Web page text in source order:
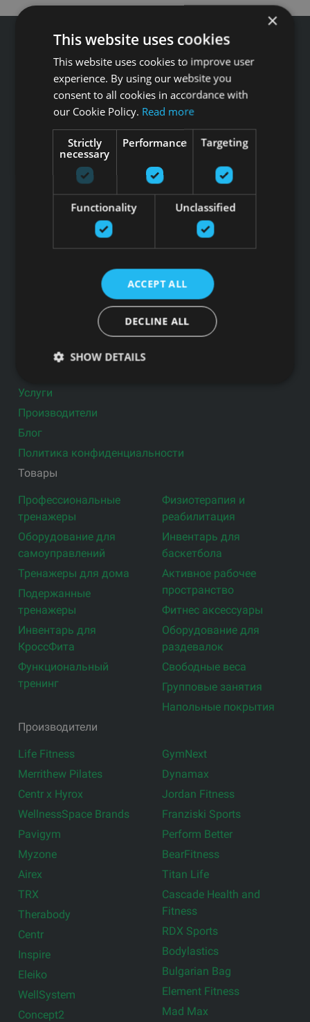
Звоните GFITNESS +371 67 99 40 44
info@gfitness.lv
SIA G Kolizejs
Юридический адрес: Бривибас гатве 439, Рига, LV-1024
Регистрационный номер 44103017158 НДС №
LV44103017158
НОВОСТИ GFITNESS В ВАШЕЙ ЭЛЕКТРОННОЙ
Подпишитесь на новости
Услуги
Производители
Блог
Политика конфиденциальности
Товары
Профессиональные
тренажеры
Оборудование для
самоуправлений
Тренажеры для дома
Подержанные
тренажеры
Инвентарь для
КроссФита
Функциональный
тренинг
Физиотерапия и
реабилитация
Инвентарь для
баскетбола
Активное рабочее
пространство
Фитнес аксессуары
Оборудование для
раздевалок
Свободные веса
Групповые занятия
Напольные покрытия
Производители
Life Fitness
Merrithew Pilates
Centr x Hyrox
WellnessSpace Brands
Pavigym
Myzone
Airex
TRX
Therabody
Centr
Inspire
Eleiko
WellSystem
Concept2
GymNext
Dynamax
Jordan Fitness
Franziski Sports
Perform Better
BearFitness
Titan Life
Cascade Health and
Fitness
RDX Sports
Bodylastics
Bulgarian Bag
Element Fitness
Mad Max
×
This website uses cookies
This website uses cookies to improve user
experience. By using our website you
consent to all cookies in accordance with
our Cookie Policy. Read more
Strictly
necessary
Performance Targeting
Functionality Unclassified
ACCEPT ALL
DECLINE ALL
SHOW DETAILS